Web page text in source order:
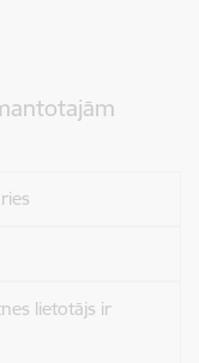
lietotājs ir